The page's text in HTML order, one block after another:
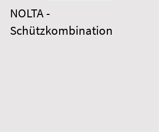
NOLTA -
Schützkombination